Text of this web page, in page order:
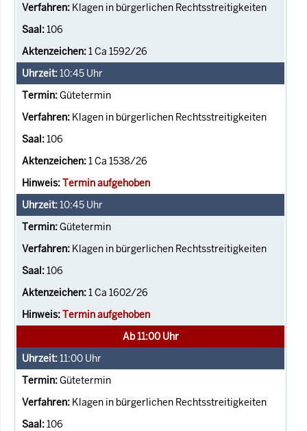
Klagen in bürgerlichen Rechtsstreitigkeiten
106
1 Ca 1592/26
10:45 Uhr
Gütetermin
Klagen in bürgerlichen Rechtsstreitigkeiten
106
1 Ca 1538/26
Termin aufgehoben
10:45 Uhr
Gütetermin
Klagen in bürgerlichen Rechtsstreitigkeiten
106
1 Ca 1602/26
Termin aufgehoben
Ab 11:00 Uhr
11:00 Uhr
Gütetermin
Klagen in bürgerlichen Rechtsstreitigkeiten
106